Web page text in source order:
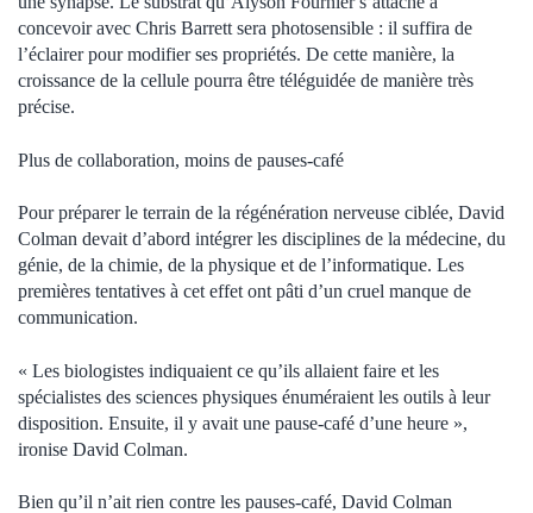
concevoir avec Chris Barrett sera photosensible : il suffira de
l’éclairer pour modifier ses propriétés. De cette manière, la
croissance de la cellule pourra être téléguidée de manière très
précise.
Plus de collaboration, moins de pauses-café
Pour préparer le terrain de la régénération nerveuse ciblée, David
Colman devait d’abord intégrer les disciplines de la médecine, du
génie, de la chimie, de la physique et de l’informatique. Les
premières tentatives à cet effet ont pâti d’un cruel manque de
communication.
« Les biologistes indiquaient ce qu’ils allaient faire et les
spécialistes des sciences physiques énuméraient les outils à leur
disposition. Ensuite, il y avait une pause-café d’une heure »,
ironise David Colman.
Bien qu’il n’ait rien contre les pauses-café, David Colman